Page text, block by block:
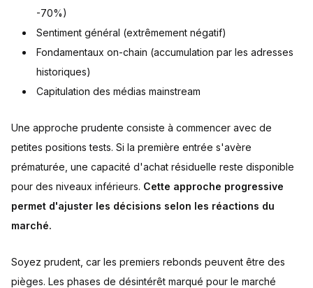
-70%)
Sentiment général (extrêmement négatif)
Fondamentaux on-chain (accumulation par les adresses
historiques)
Capitulation des médias mainstream
Une approche prudente consiste à commencer avec de
petites positions tests. Si la première entrée s'avère
prématurée, une capacité d'achat résiduelle reste disponible
pour des niveaux inférieurs. Cette approche progressive
permet d'ajuster les décisions selon les réactions du
marché.
Soyez prudent, car les premiers rebonds peuvent être des
pièges. Les phases de désintérêt marqué pour le marché